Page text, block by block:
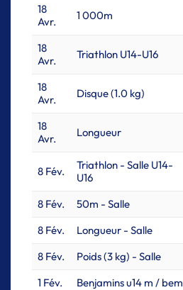
18
Avr.
1 000m
18
Avr.
Triathlon U14-U16
18
Avr.
Disque (1.0 kg)
18
Avr.
Longueur
8 Fév.
Triathlon - Salle U14-
U16
8 Fév. 50m - Salle
8 Fév.
Longueur - Salle
8 Fév.
Poids (3 kg) - Salle
1 Fév.
Benjamins u14 m / bem